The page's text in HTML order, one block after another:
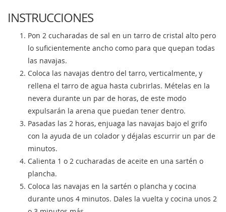
INSTRUCCIONES
Pon 2 cucharadas de sal en un tarro de cristal alto pero
lo suficientemente ancho como para que quepan todas
las navajas.
Coloca las navajas dentro del tarro, verticalmente, y
rellena el tarro de agua hasta cubrirlas. Mételas en la
nevera durante un par de horas, de este modo
expulsarán la arena que puedan tener dentro.
Pasadas las 2 horas, enjuaga las navajas bajo el grifo
con la ayuda de un colador y déjalas escurrir un par de
minutos.
Calienta 1 o 2 cucharadas de aceite en una sartén o
plancha.
Coloca las navajas en la sartén o plancha y cocina
durante unos 4 minutos. Dales la vuelta y cocina unos 2